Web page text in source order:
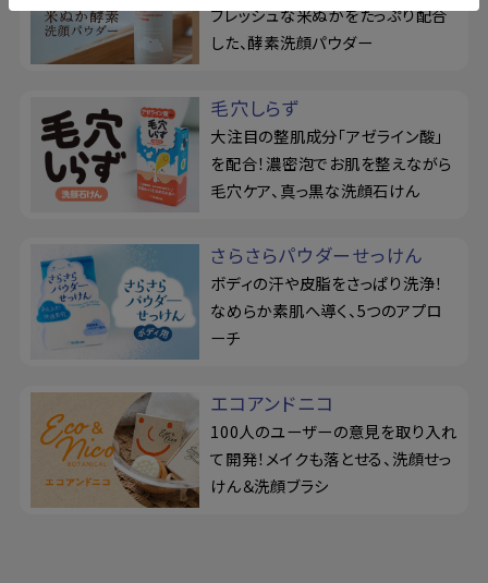
フレッシュな米ぬかをたっぷり配合
した、酵素洗顔パウダー
毛穴しらず
大注目の整肌成分「アゼライン酸」
を配合！濃密泡でお肌を整えながら
毛穴ケア、真っ黒な洗顔石けん
さらさらパウダーせっけん
ボディの汗や皮脂をさっぱり洗浄！
なめらか素肌へ導く、5つのアプロ
ーチ
エコアンドニコ
100人のユーザーの意見を取り入れ
て開発！メイクも落とせる、洗顔せっ
けん＆洗顔ブラシ